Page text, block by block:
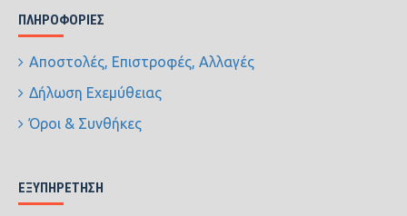
ΠΛΗΡΟΦΟΡΊΕΣ
Αποστολές, Επιστροφές, Αλλαγές
Δήλωση Εχεμύθειας
Όροι & Συνθήκες
ΕΞΥΠΗΡΈΤΗΣΗ